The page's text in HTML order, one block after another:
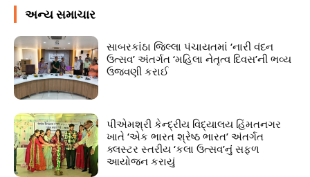
અન્ય સમાચાર
સાબરકાંઠા જિલ્લા પંચાયતમાં ‘નારી વંદન
ઉત્સવ’ અંતર્ગત ‘મહિલા નેતૃત્વ દિવસ’ની ભવ્ય
ઉજવણી કરાઈ
પીએમશ્રી કેન્દ્રીય વિદ્યાલય હિંમતનગર
ખાતે ‘એક ભારત શ્રેષ્ઠ ભારત’ અંતર્ગત
ક્લસ્ટર સ્તરીય ‘કલા ઉત્સવ’નું સફળ
આયોજન કરાયું